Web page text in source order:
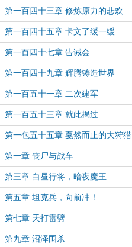
第一百四十三章 修炼原力的悲欢
第一百四十五章 卡文了缓一缓
第一百四十七章 告诫会
第一百四十九章 辉腾铸造世界
第一百五十一章 二次建军
第一百五十三章 就此揭过
第一包五十五章 戛然而止的大狩猎
第一章 丧尸与战车
第三章 白昼行将，暗夜魔王
第五章 坦克兵，向前冲！
第七章 天打雷劈
第九章 沼泽围杀